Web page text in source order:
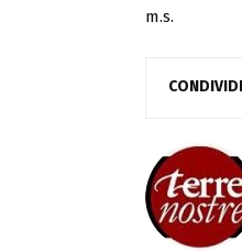
m.s.
CONDIVIDI